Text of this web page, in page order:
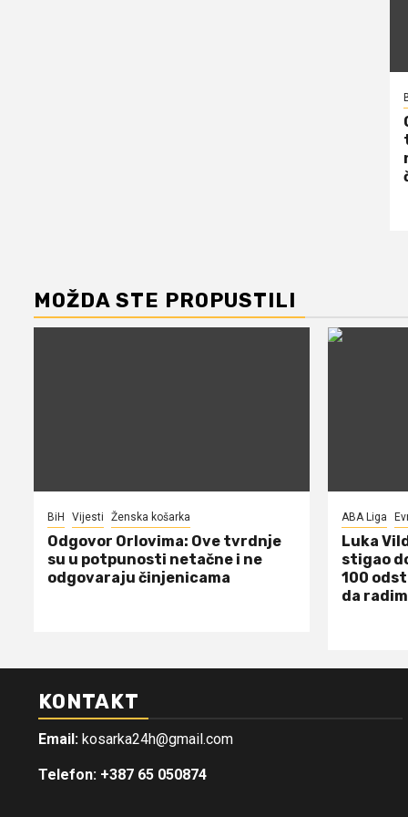
MOŽDA STE PROPUSTILI
BiH Vijesti Ženska košarka
Odgovor Orlovima: ​Ove tvrdnje
su u potpunosti netačne i ne
odgovaraju činjenicama
ABA Liga
Luka
stigao
100
da
KONTAKT
Email: kosarka24h@gmail.com
Telefon: +387 65 050874